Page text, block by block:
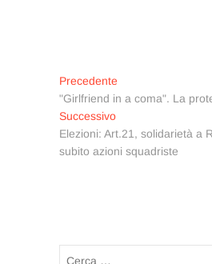
Navigazione
articoli
Precedente
precedente:
"Girlfriend in a coma". La
SuccessivoArticolo
successivo:
Elezioni: Art.21, solidarietà a
subito azioni squadriste